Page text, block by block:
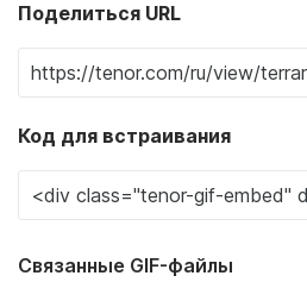
Поделиться URL
Код для встраивания
Связанные GIF-файлы